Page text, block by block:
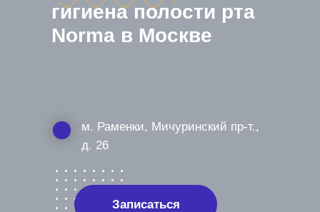
гигиена полости рта
Norma в Москве
м. Раменки, Мичуринский пр-т.,
д. 26
Записаться